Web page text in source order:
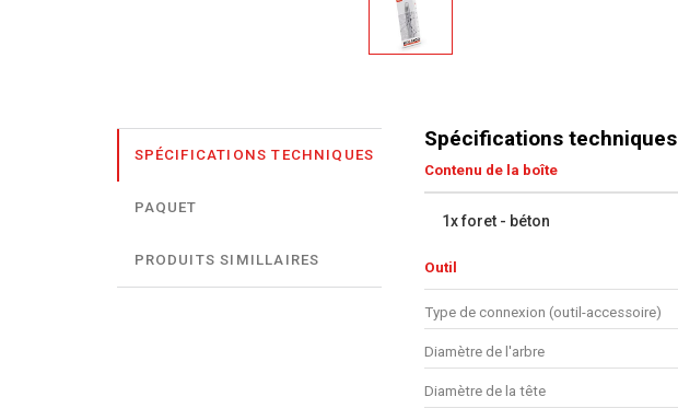
SPÉCIFICATIONS TECHNIQUES
PAQUET
PRODUITS SIMILLAIRES
Spécifications techniques
Contenu de la boîte
1x foret - béton
Outil
Type de connexion (outil-accessoire)
Diamètre de l'arbre
Diamètre de la tête